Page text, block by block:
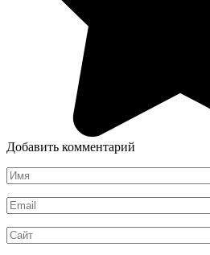
Добавить комментарий
Имя
*
Email
*
Сайт